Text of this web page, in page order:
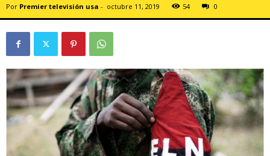
Por Premier televisión usa - octubre 11, 2019 54 0